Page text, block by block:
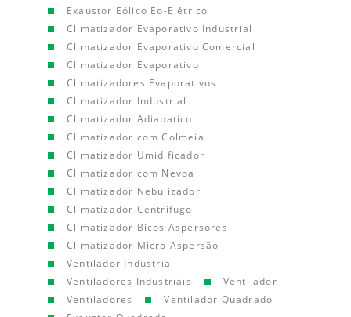
Exaustor Eólico Eo-Elétrico
Climatizador Evaporativo Industrial
Climatizador Evaporativo Comercial
Climatizador Evaporativo
Climatizadores Evaporativos
Climatizador Industrial
Climatizador Adiabatico
Climatizador com Colmeia
Climatizador Umidificador
Climatizador com Nevoa
Climatizador Nebulizador
Climatizador Centrifugo
Climatizador Bicos Aspersores
Climatizador Micro Aspersão
Ventilador Industrial
Ventiladores Industriais
Ventilador
Ventiladores
Ventilador Quadrado